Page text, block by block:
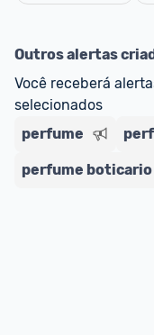
E lembre-se:
comunidade para
nossos Admins
comentário ou
Outros alertas
Você receberá
selecionados
perfume
perfume